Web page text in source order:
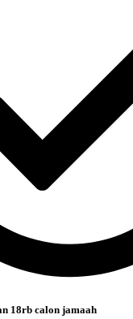
18rb calon jamaah